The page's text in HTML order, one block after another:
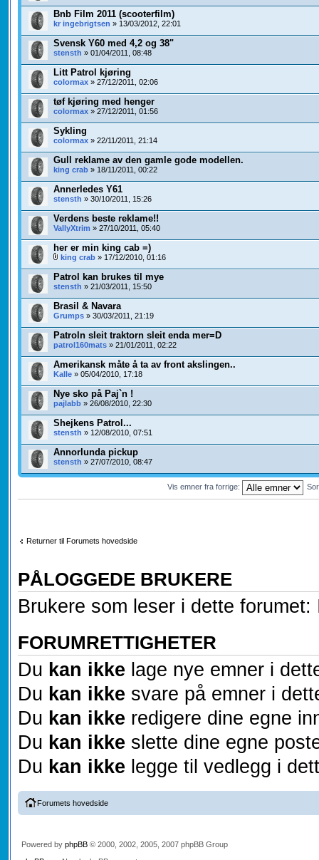
Bnb Film 2011 (scooterfilm)
kr ingebrigtsen » 13/03/2012, 22:01
Svensk Y60 med 4,2 og 38"
stensth » 01/04/2011, 08:48
Litt Patrol kjøring
colormax» 27/12/2011, 02:06
tøf kjøring med henger
colormax» 27/12/2011, 01:56
Sykling
colormax» 22/11/2011, 21:14
Gull reklame av den gamle gode modellen.
king crab» 18/11/2011, 00:22
Annerledes Y61
stensth » 30/10/2011, 15:26
Verdens beste reklame!!
VallyXtrim » 27/10/2011, 05:40
her er min king cab =)
king crab» 17/12/2010, 01:16
Patrol kan brukes til mye
stensth » 21/03/2011, 15:50
Brasil & Navara
Grumps» 30/03/2011, 21:19
Patroln sleit traktorn sleit enda mer=D
patrol160mats» 21/01/2011, 02:22
Amerikansk måte å ta av front akslingen..
Kalle» 05/04/2010, 17:18
Nye sko på Paj`n !
pajlabb» 26/08/2010, 22:30
Shejkens Patrol...
stensth » 12/08/2010, 07:51
Annorlunda pickup
stensth » 27/07/2010, 08:47
Vis emner fra forrige:
Returner til Forumets hovedside
PÅLOGGEDE BRUKERE
Brukere som leser i dette
FORUMRETTIGHETER
Du kan ikke lage nye emner i
Du kan ikke svare på emner i
Du kan ikke redigere dine egne
Du kan ikke slette dine egne
Du kan ikke legge til vedlegg i
Forumets hovedside
Powered by phpBB© 2000, 2002, 2005, 2007 phpBB Group